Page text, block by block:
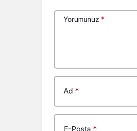
Yorumunuz *
Ad *
E-Posta *